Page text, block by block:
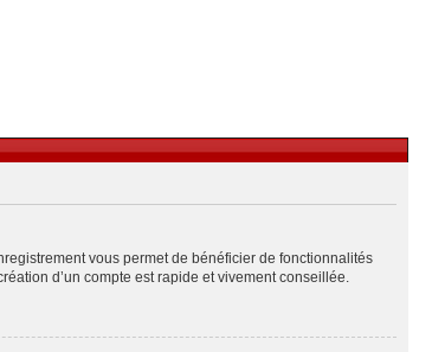
vous permet de bénéficier de fonctionnalités
d’un compte est rapide et vivement conseillée.